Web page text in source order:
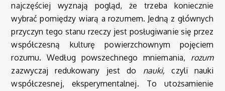
najczęściej wyznają pogląd, że trzeba koniecznie
wybrać pomiędzy wiarą a rozumem. Jedną z głównych
przyczyn tego stanu rzeczy jest posługiwanie się przez
współczesną kulturę powierzchownym pojęciem
rozumu. Według powszechnego mniemania, rozum
zazwyczaj redukowany jest do nauki, czyli nauki
współczesnej, eksperymentalnej. To utożsamienie